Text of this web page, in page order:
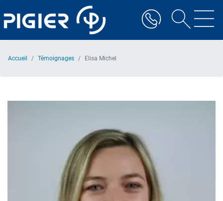
au
contenu
Accueil Témoignages Elisa Michel